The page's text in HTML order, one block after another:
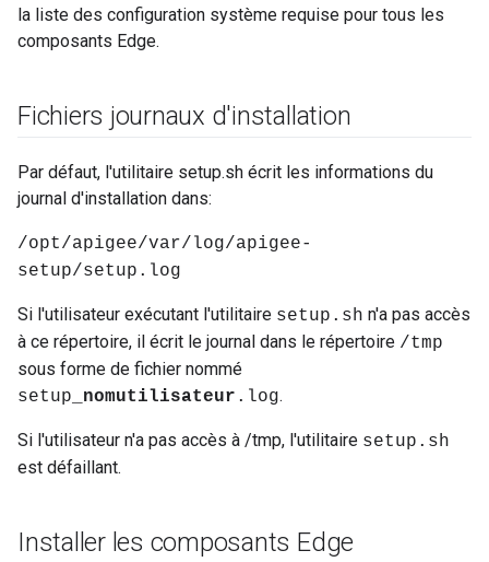
la liste des configuration système requise pour tous les
composants Edge.
Fichiers journaux d'installation
Par défaut, l'utilitaire setup.sh écrit les informations du
journal d'installation dans:
/opt/apigee/var/log/apigee-
setup/setup.log
Si l'utilisateur exécutant l'utilitaire setup.sh n'a pas accès
à ce répertoire, il écrit le journal dans le répertoire /tmp
sous forme de fichier nommé
setup_ nomutilisateur .log.
Si l'utilisateur n'a pas accès à /tmp, l'utilitaire setup.sh
est défaillant.
Installer les composants Edge